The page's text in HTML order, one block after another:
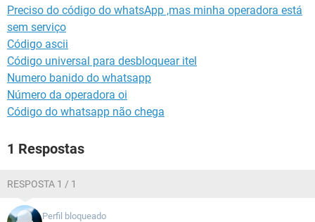
Preciso do código do whatsApp ,mas minha operadora está
sem serviço
Código ascii
Código universal para desbloquear itel
Numero banido do whatsapp
Número da operadora oi
Código do whatsapp não chega
1 Respostas
RESPOSTA 1 / 1
Perfil bloqueado